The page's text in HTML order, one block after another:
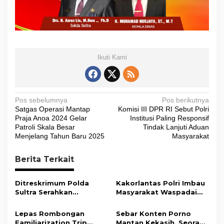
Ikuti Kami
N
a
v
g
a
s
p
Pos sebelumnya
Satgas Operasi Mantap
Praja Anoa 2024 Gelar
Patroli Skala Besar
Menjelang Tahun Baru 2025
Pos berikutnya
Komisi III DPR RI Sebut Polri
Institusi Paling Responsif
Tindak Lanjuti Aduan
Masyarakat
Berita Terkait
Ditreskrimum Polda
Sultra Serahkan
Bukti Kasus Dugaan
Penyelenggaraan
Kakorlantas Polri Imbau
Masyarakat Waspadai
Baru
Lepas Rombongan
Sebar Konten Porno